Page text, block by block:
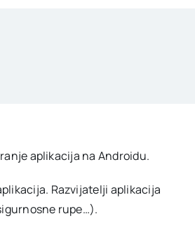
aplikacija na Androidu.
Razvijatelji aplikacija
rupe…).